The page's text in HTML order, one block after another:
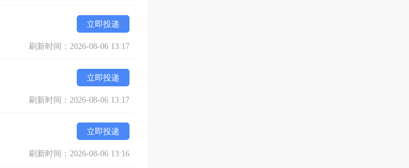
立即投递
刷新时间：2026-08-06 13:17
立即投递
刷新时间：2026-08-06 13:17
立即投递
刷新时间：2026-08-06 13:16